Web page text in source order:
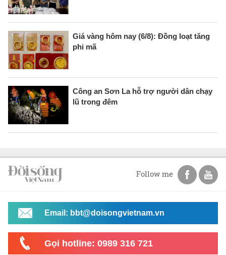
Giá vàng hôm nay (6/8): Đồng loạt tăng
phi mã
Công an Sơn La hỗ trợ người dân chạy
lũ trong đêm
Follow me
Email: bbt@doisongvietnam.vn
Gọi hotline: 0989 316 721